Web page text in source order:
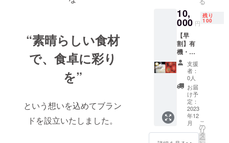
“素晴らしい食材
で、食卓に彩り
を”
という想いを込めてブラン
ドを設立いたしました。
となり
ます。
収穫量
状況に
配送日
が変更
になる
可能性
がござ
いま
す。
り
か
2kg×2
袋セッ
ト ※
配送日
をあく
まで予
定とな
りま
す。収
穫量状
況に配
送日が
変更に
なる可
10,
000 円
残り
100
【早
割】有
機・減
農薬！
北海道
旭川市
で育っ
た お
米とト
マト
ジュー
スセッ
ト
支援
者：
0人
お届
け予
定：
2023
年12
月
こ
の
リ
タ
ー